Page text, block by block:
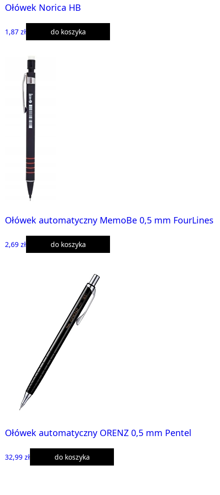
Ołówek Norica HB
1,87 zł do koszyka
Ołówek automatyczny MemoBe 0,5 mm FourLines
2,69 zł do koszyka
Ołówek automatyczny ORENZ 0,5 mm Pentel
32,99 zł do koszyka